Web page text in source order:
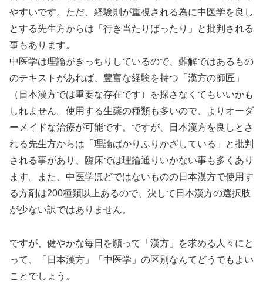
やすいです。ただ、経験則が重視される為に中医学を良し
とする先生方からは「行き当たりばったり」と批判される
事もあります。
中医学は理論がきっちりしているので、難解ではあるもの
のテキストがあれば、豊富な経験を持つ「漢方の師匠」
（日本漢方では重要な存在です）を探さなくてもいいかも
しれません。使用する生薬の種類も多いので、よりオーダ
ーメイドな治療が可能です。ですが、日本漢方を良しとさ
れる先生方からは「理論ばかりふりかざしている」と批判
される事があり、臨床では理論通りいかない事も多くあり
ます。また、中医学ほどではないものの日本漢方で使用す
る方剤は200種類以上あるので、決して日本漢方の選択肢
が少ない訳ではありません。
ですが、健やかな毎日を願って「漢方」を求める人々にと
って、「日本漢方」「中医学」の区別なんてどうでもよい
ことでしょう。